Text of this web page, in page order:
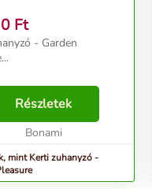
Ft
- Garden
Részletek
Bonami
mint Kerti zuhanyzó -